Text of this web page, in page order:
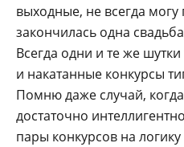
выходные, не всегда могу
закончилась одна
Всегда одни и те же
и накатанные конкурсы
Помню даже случай,
достаточно
пары конкурсов на